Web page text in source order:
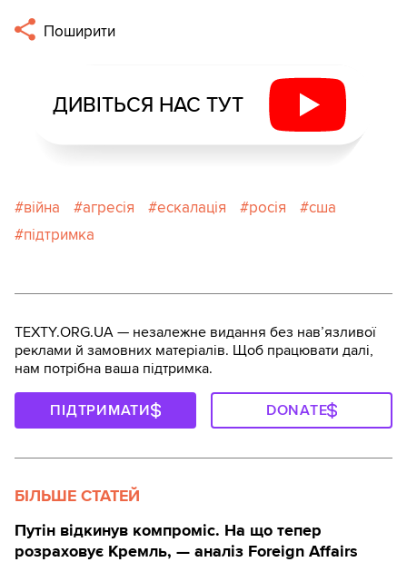
Поширити
ДИВІТЬСЯ НАС ТУТ
війна агресія ескалація росія
сша
підтримка
TEXTY.ORG.UA — незалежне видання без навʼязливої
реклами й замовних матеріалів. Щоб працювати далі,
нам потрібна ваша підтримка.
ПІДТРИМАТИ DONATE
БІЛЬШЕ СТАТЕЙ
Путін відкинув компроміс. На що тепер
розраховує Кремль, — аналіз Foreign Affairs